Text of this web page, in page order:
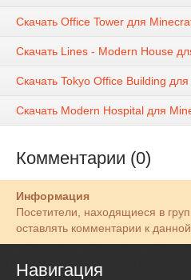
Скачать Office Tower для
Скачать Lines - Modern House
Скачать Tokyo Office Building
Скачать Modern Hospital для
Комментарии (0)
Информация
Посетители, находящиеся в
оставлять комментарии к
Навигация